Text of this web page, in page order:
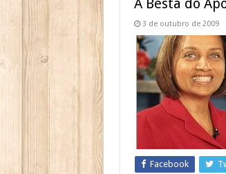
A Besta do
3 de outubro de 2009
Facebook